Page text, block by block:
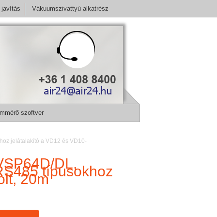
Vákuumszivattyú alkatrész
szoftver
jelátalakító a VD12 és VD10-
DL,
típusokhoz
20m